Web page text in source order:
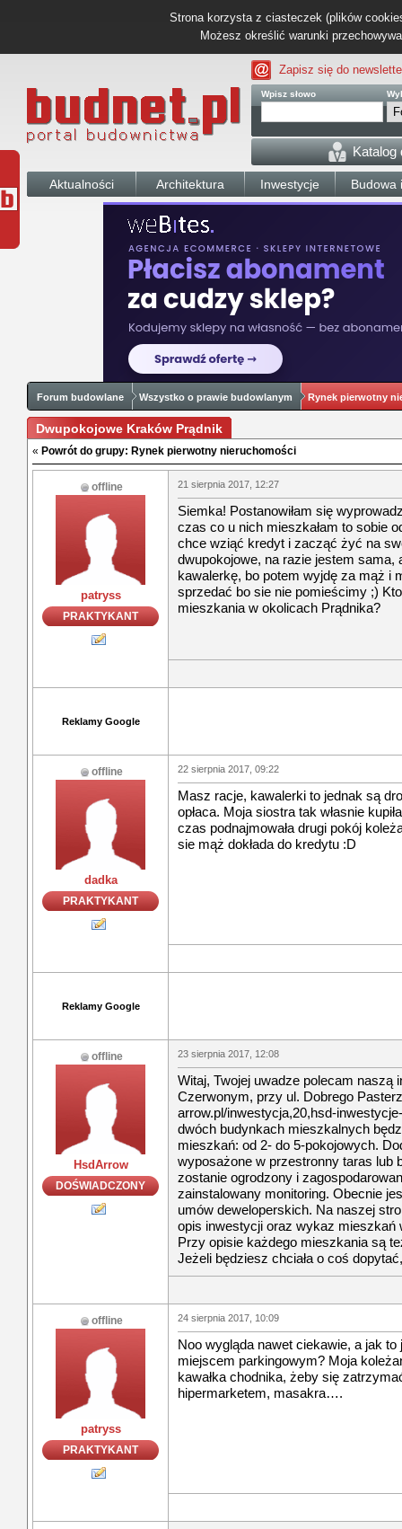
Strona korzysta z ciasteczek (plików
Możesz określić warunki
Zapisz się do
Wpisz słowo
Katalog
Aktualności Architektura Inwestycje Budowa
Forum budowlane Wszystko o prawie budowlanym Rynek pierwotny
Dwupokojowe Kraków Prądnik
« Powrót do grupy: Rynek pierwotny nieruchomości
offline
patryss
PRAKTYKANT
21 sierpnia 2017, 12:27
Siemka! Postanowiłam się
czas co u nich mieszkałam to sobie
chce wziąć kredyt i zacząć żyć na
dwupokojowe, na razie jestem sama,
kawalerkę, bo potem wyjdę za mąż i
sprzedać bo sie nie pomieścimy ;)
mieszkania w okolicach Prądnika?
Reklamy Google
offline
dadka
PRAKTYKANT
22 sierpnia 2017, 09:22
Masz racje, kawalerki to jednak są
opłaca. Moja siostra tak własnie
czas podnajmowała drugi pokój
sie mąż dokłada do kredytu :D
Reklamy Google
offline
HsdArrow
DOŚWIADCZONY
23 sierpnia 2017, 12:08
Witaj, Twojej uwadze polecam naszą
Czerwonym, przy ul. Dobrego
arrow.pl/inwestycja,20,hsd-
dwóch budynkach mieszkalnych
mieszkań: od 2- do 5-pokojowych.
wyposażone w przestronny taras lub
zostanie ogrodzony i
zainstalowany monitoring. Obecnie
umów deweloperskich. Na naszej
opis inwestycji oraz wykaz mieszkań
Przy opisie każdego mieszkania są
Jeżeli będziesz chciała o coś
offline
patryss
PRAKTYKANT
24 sierpnia 2017, 10:09
Noo wygląda nawet ciekawie, a jak
miejscem parkingowym? Moja
kawałka chodnika, żeby się
hipermarketem, masakra….